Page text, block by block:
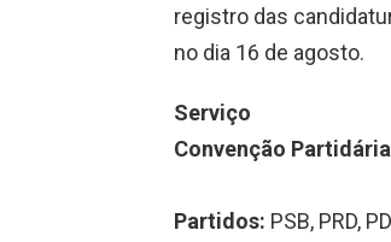
registro das
no dia 16 de agosto.
Serviço
Convenção
Partidos: PSB, PRD,